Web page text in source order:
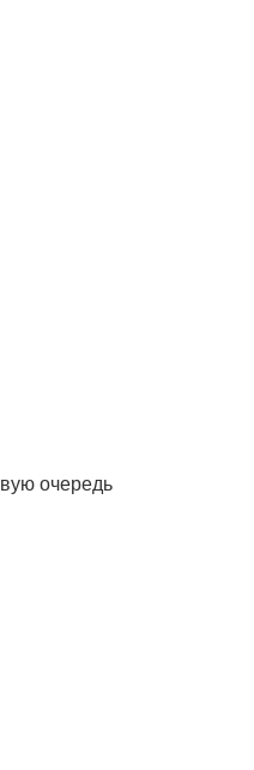
очередь